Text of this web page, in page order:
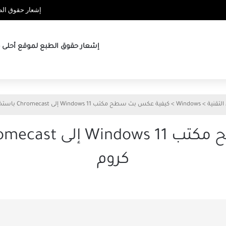
إشعار حقوق
إشعار حقوق الطبع لموقع أحلى
>
Windows
> كيفية عكس بث سطح مكتب Windows 11 إلى Chromecast باستخدام جوجل كروم
كروم